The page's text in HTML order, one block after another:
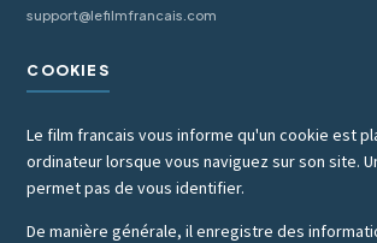
support@lefilmfrancais.com
COOKIES
Le film francais vous informe qu'un cookie est
ordinateur lorsque vous naviguez sur son site.
permet pas de vous identifier.
De manière générale, il enregistre des